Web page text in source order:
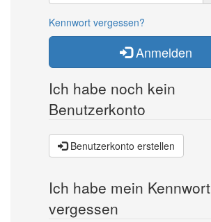
Kennwort vergessen?
Anmelden
Ich habe noch kein
Benutzerkonto
Benutzerkonto erstellen
Ich habe mein Kennwort
vergessen